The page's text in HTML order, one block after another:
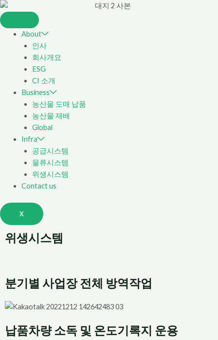
About
인사
회사개요
ESG
CI 소개
Business
농산물 도매 납품
농산물 재배
Global
Infra
공급시스템
물류시스템
위생시스템
Contact us
X
위생시스템
분기별 사업장 전체 방역작업
납품차량 소독 및 온도기록지 운용